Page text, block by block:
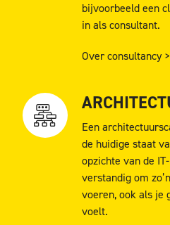
bijvoorbeeld een
in als consultant.
Over consultancy
Een
de huidige staat
opzichte van de
verstandig om
voeren, ook als je
voelt.